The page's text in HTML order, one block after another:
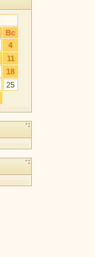
Вс
4
11
18
25